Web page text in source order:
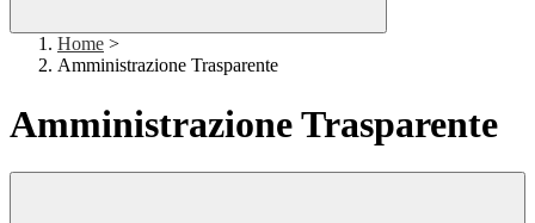
Home >
Amministrazione Trasparente
Amministrazione Trasparente